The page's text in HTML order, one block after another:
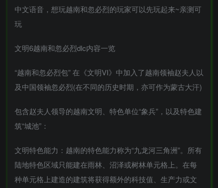
中文语音，想玩越南和忽必烈的玩家可以先玩起来~亲测可
玩
文明6越南和忽必烈dlc内容一览
“越南和忽必烈包” 在《文明VI》中加入了越南领袖赵夫人以
及中国领袖忽必烈(在不同的历史时期，亦可作为蒙古大汗)
包含赵夫人领导的越南文明、特色单位“象兵”，以及特色建
筑“城池”：
文明特色能力：越南的特色能力称为“九龙河三角洲”。所有
陆地特色区域只能建在雨林、沼泽或树林单元格上。在每
种单元格上建造的建筑将获得额外的科技值、生产力或文